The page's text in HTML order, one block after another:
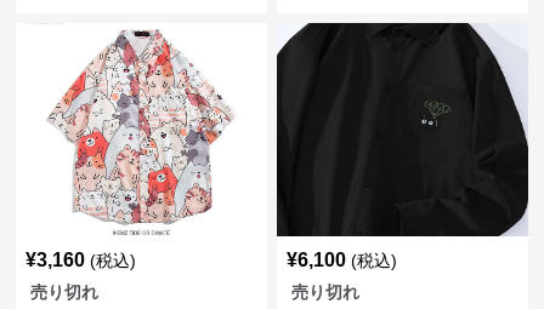
¥3,160 (税込)
売り切れ
¥6,100 (税込)
売り切れ